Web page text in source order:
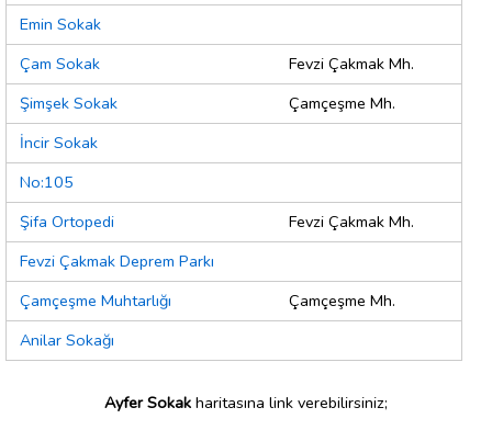
Emin Sokak
Çam Sokak
Fevzi Çakmak Mh.
Şimşek Sokak
Çamçeşme Mh.
İncir Sokak
No:105
Şifa Ortopedi
Fevzi Çakmak Mh.
Fevzi Çakmak Deprem Parkı
Çamçeşme Muhtarlığı
Çamçeşme Mh.
Anilar Sokağı
Ayfer Sokak haritasına link verebilirsiniz;